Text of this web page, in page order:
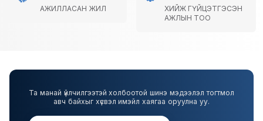
АЖИЛЛАСАН ЖИЛ
ХИЙЖ ГҮЙЦЭТГЭСЭН
АЖЛЫН ТОО
Та манай үйлчилгээтэй холбоотой шинэ мэдээлэл тогтмол
авч байхыг хүсвэл имэйл хаягаа оруулна уу.